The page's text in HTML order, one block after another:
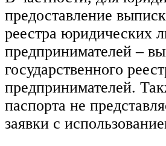
предоставление
реестра юридических
предпринимателей –
государственного
предпринимателей.
паспорта не
заявки с